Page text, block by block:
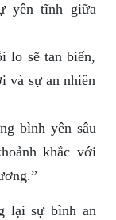
yên tĩnh giữa
lo sẽ tan biến,
và sự an nhiên
bình yên sâu
khắc với
lại sự bình an